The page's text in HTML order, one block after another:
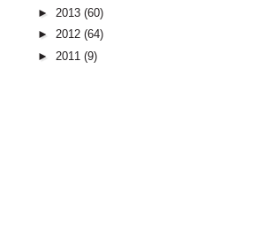
► 2013 (60)
► 2012 (64)
► 2011 (9)